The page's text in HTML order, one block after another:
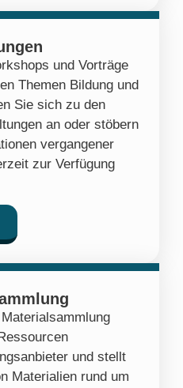
und Vorträge
Themen Bildung und
Sie sich zu den
an oder stöbern
vergangener
zur Verfügung
und stellt
Materialien rund um